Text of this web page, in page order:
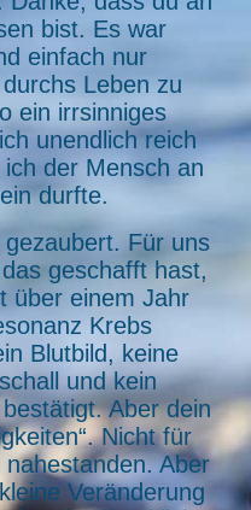
bist. Es war
einfach nur
Leben zu
ein irrsinniges
unendlich reich
der Mensch an
durfte.
Für uns
geschafft hast,
über einem Jahr
Krebs
Blutbild, keine
und kein
Aber dein
Nicht für
Aber
Veränderung